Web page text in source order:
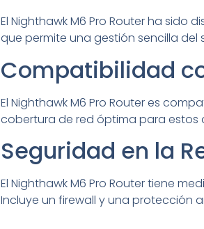
El Nighthawk M6 Pro Router ha sido
que permite una gestión sencilla del
Compatibilidad
El Nighthawk M6 Pro Router es
cobertura de red óptima para estos
Seguridad en la
El Nighthawk M6 Pro Router tiene
Incluye un firewall y una protección